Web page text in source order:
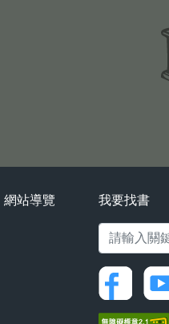
網站導覽 我要找書